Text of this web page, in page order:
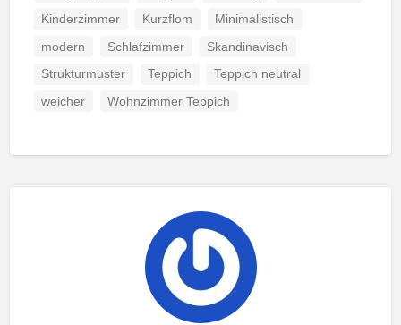
Kinderzimmer Kurzflom Minimalistisch
modern Schlafzimmer Skandinavisch
Strukturmuster Teppich Teppich neutral
weicher Wohnzimmer Teppich